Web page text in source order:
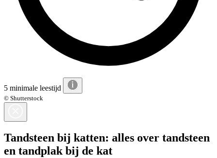
5 minimale leestijd
© Shutterstock
Tandsteen bij katten: alles over tandsteen
en tandplak bij de kat